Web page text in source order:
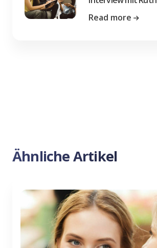
Previous
Read more
Ähnliche Artikel